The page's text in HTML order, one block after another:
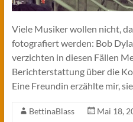
Viele Musiker wollen nicht,
fotografiert werden: Bob
verzichten in diesen Fällen
Berichterstattung über die
Eine Freundin erzählte mir,
BettinaBlass Mai 18,